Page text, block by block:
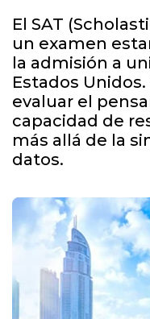
El SAT
un examen
la admisión a
Estados
evaluar el
capacidad de
más allá de la
datos.